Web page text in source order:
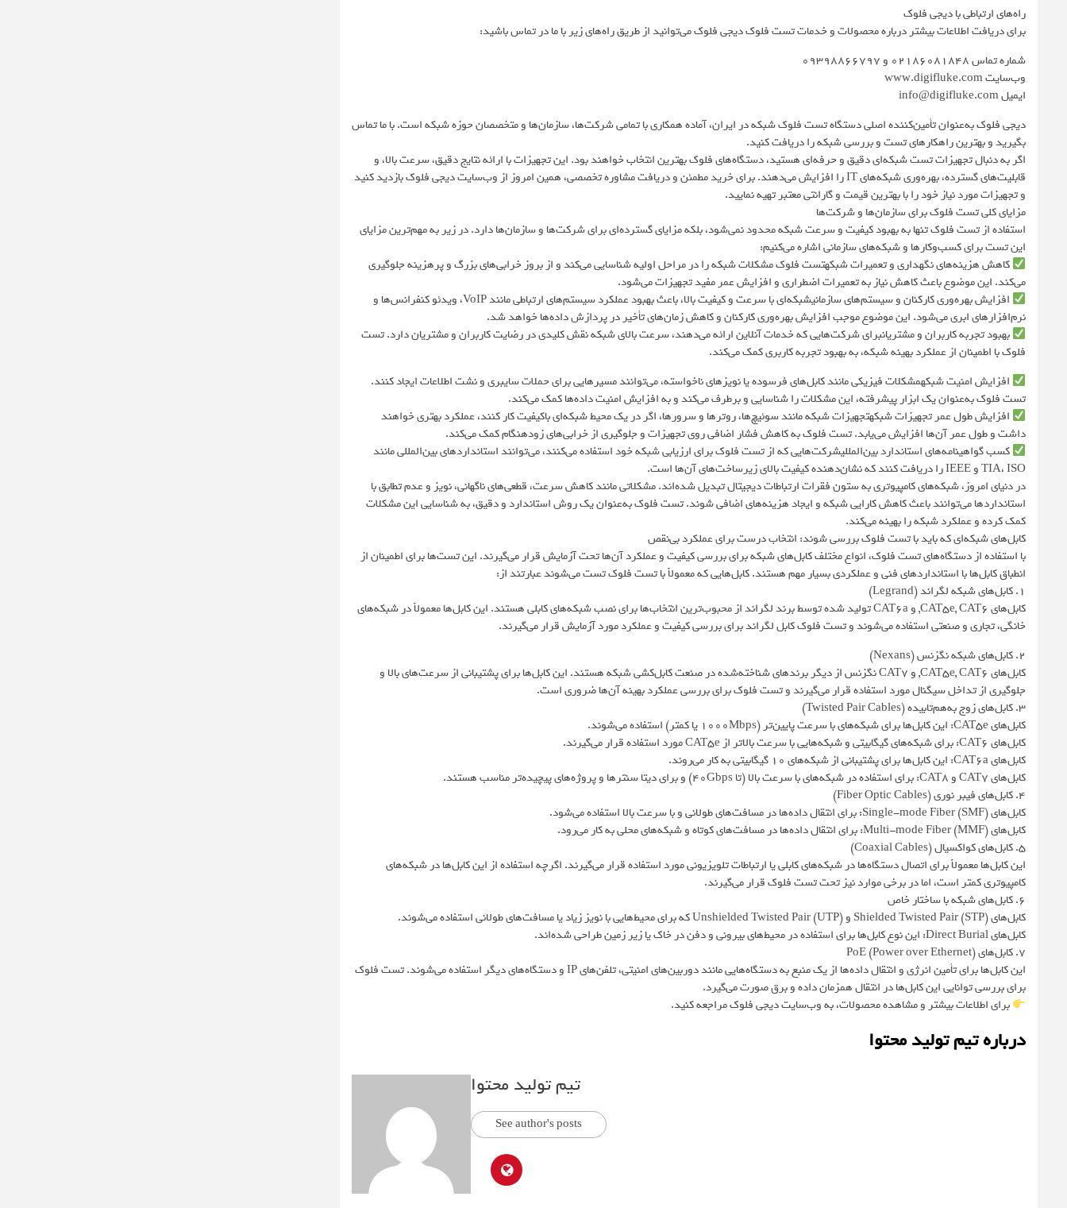
راه‌های ارتباطی با دیجی فلوک
برای دریافت اطلاعات بیشتر درباره محصولات و خدمات تست فلوک دیجی فلوک می‌توانید از طریق راه‌های زیر با ما در تماس باشید:
شماره تماس 02186081848 و 09398866797
وب‌سایت www.digifluke.com
ایمیل info@digifluke.com
دیجی فلوک به‌عنوان تأمین‌کننده اصلی دستگاه‌ تست فلوک شبکه در ایران، آماده همکاری با تمامی شرکت‌ها، سازمان‌ها و متخصصان حوزه شبکه است. با ما تماس
بگیرید و بهترین راهکارهای تست و بررسی شبکه را دریافت کنید.
اگر به دنبال تجهیزات تست شبکه‌ای دقیق و حرفه‌ای هستید، دستگاه‌های فلوک بهترین انتخاب خواهند بود. این تجهیزات با ارائه نتایج دقیق، سرعت بالا، و
قابلیت‌های گسترده، بهره‌وری شبکه‌های IT را افزایش می‌دهند. برای خرید مطمئن و دریافت مشاوره تخصصی، همین امروز از وب‌سایت دیجی فلوک بازدید کنید
و تجهیزات مورد نیاز خود را با بهترین قیمت و گارانتی معتبر تهیه نمایید.
مزایای کلی تست فلوک برای سازمان‌ها و شرکت‌ها
استفاده از تست فلوک تنها به بهبود کیفیت و سرعت شبکه محدود نمی‌شود، بلکه مزایای گسترده‌ای برای شرکت‌ها و سازمان‌ها دارد. در زیر به مهم‌ترین مزایای
این تست برای کسب‌وکارها و شبکه‌های سازمانی اشاره می‌کنیم:
کاهش هزینه‌های نگهداری و تعمیرات شبکهتست فلوک مشکلات شبکه را در مراحل اولیه شناسایی می‌کند و از بروز خرابی‌های بزرگ و پرهزینه جلوگیری
می‌کند. این موضوع باعث کاهش نیاز به تعمیرات اضطراری و افزایش عمر مفید تجهیزات می‌شود.
افزایش بهره‌وری کارکنان و سیستم‌های سازمانیشبکه‌ای با سرعت و کیفیت بالا، باعث بهبود عملکرد سیستم‌های ارتباطی مانند VoIP، ویدئو کنفرانس‌ها و
نرم‌افزارهای ابری می‌شود. این موضوع موجب افزایش بهره‌وری کارکنان و کاهش زمان‌های تأخیر در پردازش داده‌ها خواهد شد.
بهبود تجربه کاربران و مشتریانبرای شرکت‌هایی که خدمات آنلاین ارائه می‌دهند، سرعت بالای شبکه نقش کلیدی در رضایت کاربران و مشتریان دارد. تست
فلوک با اطمینان از عملکرد بهینه شبکه، به بهبود تجربه کاربری کمک می‌کند.
افزایش امنیت شبکهمشکلات فیزیکی مانند کابل‌های فرسوده یا نویزهای ناخواسته، می‌توانند مسیرهایی برای حملات سایبری و نشت اطلاعات ایجاد کنند.
تست فلوک به‌عنوان یک ابزار پیشرفته، این مشکلات را شناسایی و برطرف می‌کند و به افزایش امنیت داده‌ها کمک می‌کند.
افزایش طول عمر تجهیزات شبکهتجهیزات شبکه مانند سوئیچ‌ها، روترها و سرورها، اگر در یک محیط شبکه‌ای باکیفیت کار کنند، عملکرد بهتری خواهند
داشت و طول عمر آن‌ها افزایش می‌یابد. تست فلوک به کاهش فشار اضافی روی تجهیزات و جلوگیری از خرابی‌های زودهنگام کمک می‌کند.
کسب گواهینامه‌های استاندارد بین‌المللیشرکت‌هایی که از تست فلوک برای ارزیابی شبکه خود استفاده می‌کنند، می‌توانند استانداردهای بین‌المللی مانند
TIA، ISO و IEEE را دریافت کنند که نشان‌دهنده کیفیت بالای زیرساخت‌های آن‌ها است.
در دنیای امروز، شبکه‌های کامپیوتری به ستون فقرات ارتباطات دیجیتال تبدیل شده‌اند. مشکلاتی مانند کاهش سرعت، قطعی‌های ناگهانی، نویز و عدم تطابق با
استانداردها می‌توانند باعث کاهش کارایی شبکه و ایجاد هزینه‌های اضافی شوند. تست فلوک به‌عنوان یک روش استاندارد و دقیق، به شناسایی این مشکلات
کمک کرده و عملکرد شبکه را بهینه می‌کند.
کابل‌های شبکه‌ای که باید با تست فلوک بررسی شوند: انتخاب درست برای عملکرد بی‌نقص
با استفاده از دستگاه‌های تست فلوک، انواع مختلف کابل‌های شبکه برای بررسی کیفیت و عملکرد آن‌ها تحت آزمایش قرار می‌گیرند. این تست‌ها برای اطمینان از
انطباق کابل‌ها با استانداردهای فنی و عملکردی بسیار مهم هستند. کابل‌هایی که معمولاً با تست فلوک تست می‌شوند عبارتند از:
1. کابل‌های شبکه لگراند (Legrand)
کابل‌های CAT5e, CAT6, و CAT6a تولید شده توسط برند لگراند از محبوب‌ترین انتخاب‌ها برای نصب شبکه‌های کابلی هستند. این کابل‌ها معمولاً در شبکه‌های
خانگی، تجاری و صنعتی استفاده می‌شوند و تست فلوک کابل لگراند برای بررسی کیفیت و عملکرد مورد آزمایش قرار می‌گیرند.
2. کابل‌های شبکه نگزنس (Nexans)
کابل‌های CAT5e, CAT6, و CAT7 نگزنس از دیگر برندهای شناخته‌شده در صنعت کابل‌کشی شبکه هستند. این کابل‌ها برای پشتیبانی از سرعت‌های بالا و
جلوگیری از تداخل سیگنال مورد استفاده قرار می‌گیرند و تست فلوک برای بررسی عملکرد بهینه آن‌ها ضروری است.
3. کابل‌های زوج به‌هم‌تابیده (Twisted Pair Cables)
کابل‌های CAT5e: این کابل‌ها برای شبکه‌های با سرعت پایین‌تر (1000Mbps یا کمتر) استفاده می‌شوند.
کابل‌های CAT6: برای شبکه‌های گیگابیتی و شبکه‌هایی با سرعت بالاتر از CAT5e مورد استفاده قرار می‌گیرند.
کابل‌های CAT6a: این کابل‌ها برای پشتیبانی از شبکه‌های 10 گیگابیتی به کار می‌روند.
کابل‌های CAT7 و CAT8: برای استفاده در شبکه‌های با سرعت بالا (تا 40Gbps) و برای دیتا سنترها و پروژه‌های پیچیده‌تر مناسب هستند.
4. کابل‌های فیبر نوری (Fiber Optic Cables)
کابل‌های Single-mode Fiber (SMF): برای انتقال داده‌ها در مسافت‌های طولانی و با سرعت بالا استفاده می‌شود.
کابل‌های Multi-mode Fiber (MMF): برای انتقال داده‌ها در مسافت‌های کوتاه و شبکه‌های محلی به کار می‌رود.
5. کابل‌های کواکسیال (Coaxial Cables)
این کابل‌ها معمولاً برای اتصال دستگاه‌ها در شبکه‌های کابلی یا ارتباطات تلویزیونی مورد استفاده قرار می‌گیرند. اگرچه استفاده از این کابل‌ها در شبکه‌های
کامپیوتری کمتر است، اما در برخی موارد نیز تحت تست فلوک قرار می‌گیرند.
6. کابل‌های شبکه با ساختار خاص
کابل‌های Shielded Twisted Pair (STP) و Unshielded Twisted Pair (UTP) که برای محیط‌هایی با نویز زیاد یا مسافت‌های طولانی استفاده می‌شوند.
کابل‌های Direct Burial: این نوع کابل‌ها برای استفاده در محیط‌های بیرونی و دفن در خاک یا زیر زمین طراحی شده‌اند.
7. کابل‌های PoE (Power over Ethernet)
این کابل‌ها برای تأمین انرژی و انتقال داده‌ها از یک منبع به دستگاه‌هایی مانند دوربین‌های امنیتی، تلفن‌های IP و دستگاه‌های دیگر استفاده می‌شوند. تست فلوک
برای بررسی توانایی این کابل‌ها در انتقال همزمان داده و برق صورت می‌گیرد.
برای اطلاعات بیشتر و مشاهده محصولات، به وب‌سایت دیجی فلوک مراجعه کنید.
درباره تیم تولید محتوا
تیم تولید محتوا
See author's posts